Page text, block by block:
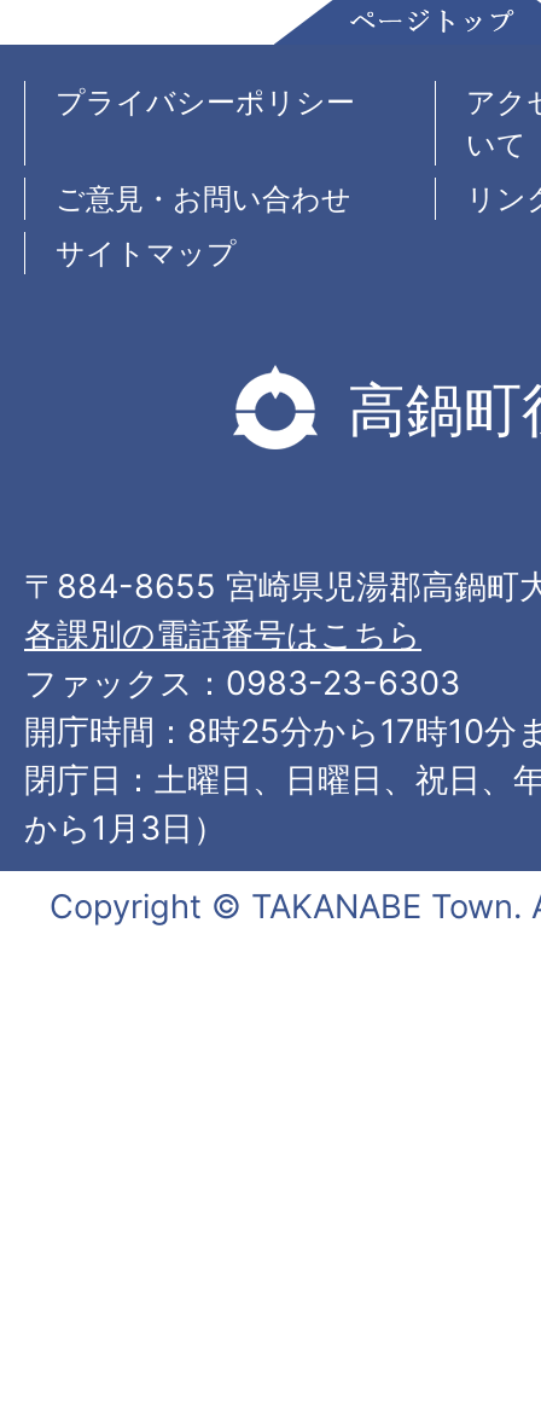
プライバシーポリシー
アク
いて
ご意見・お問い合わせ
リン
サイトマップ
高鍋町
〒884-8655 宮崎県児湯郡高鍋町
各課別の電話番号はこちら
ファックス：0983-23-6303
開庁時間：8時25分から17時10分
閉庁日：土曜日、日曜日、祝日、
から1月3日）
Copyright © TAKANABE Town.